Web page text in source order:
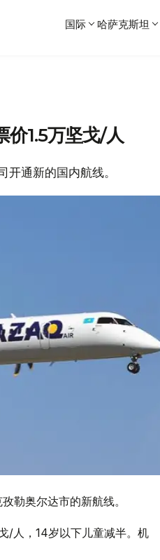
国际 哈萨克斯坦
1.5万坚戈/人
通新的国内航线。
勒奥尔达市的新航线。
/人，14岁以下儿童减半。机